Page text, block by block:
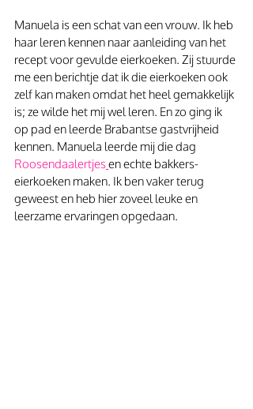
Manuela is een schat van een vrouw. Ik heb
haar leren kennen naar aanleiding van het
recept voor gevulde eierkoeken. Zij stuurde
me een berichtje dat ik die eierkoeken ook
zelf kan maken omdat het heel gemakkelijk
is; ze wilde het mij wel leren. En zo ging ik
op pad en leerde Brabantse gastvrijheid
kennen. Manuela leerde mij die dag
Roosendaalertjesen echte bakkers-
eierkoeken maken. Ik ben vaker terug
geweest en heb hier zoveel leuke en
leerzame ervaringen opgedaan.